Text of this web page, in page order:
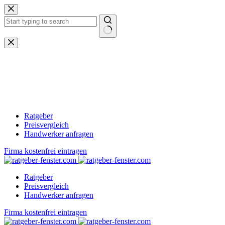
Zum
Inhalt
springen
Keine
Ergebnisse
Ratgeber
Preisvergleich
Handwerker anfragen
Firma kostenfrei eintragen
Ratgeber
Preisvergleich
Handwerker anfragen
Firma kostenfrei eintragen